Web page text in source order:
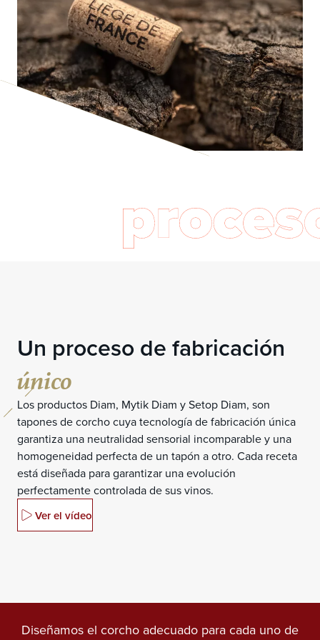
Un proceso de fabricación
único
Los productos Diam, Mytik Diam y Setop Diam, son
tapones de corcho cuya tecnología de fabricación única
garantiza una neutralidad sensorial incomparable y una
homogeneidad perfecta de un tapón a otro. Cada receta
está diseñada para garantizar una evolución
perfectamente controlada de sus vinos.
Ver el vídeo
Diseñamos el corcho adecuado para cada uno de